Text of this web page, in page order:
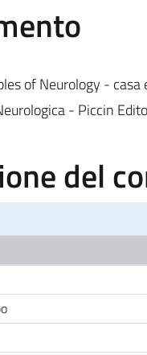
of Neurology - casa
- Piccin
del